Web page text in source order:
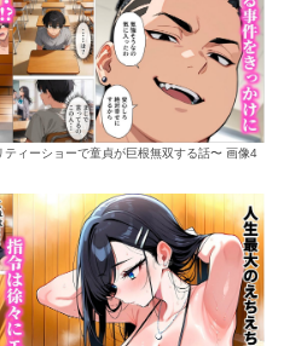
ィーショーで童貞が巨根無双する話〜 画像4